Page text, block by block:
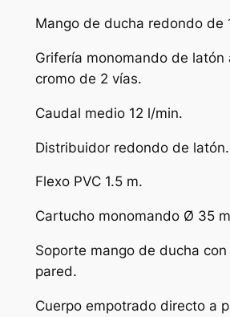
Mango de ducha redondo de
Grifería monomando de latón
cromo de 2 vías.
Caudal medio 12 l/min.
Distribuidor redondo de latón.
Flexo PVC 1.5 m.
Cartucho monomando Ø 35
Soporte mango de ducha
pared.
Cuerpo empotrado directo a